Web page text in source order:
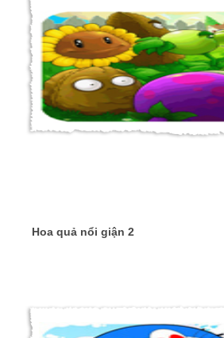
Hoa quả nổi giận 2